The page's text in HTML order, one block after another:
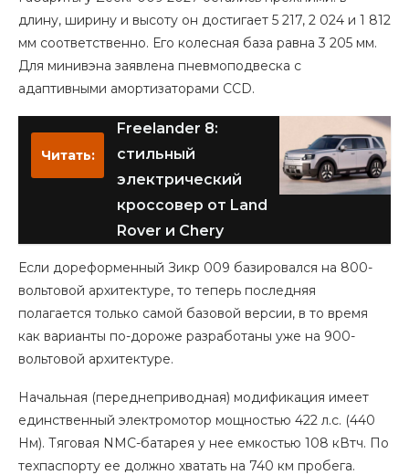
длину, ширину и высоту он достигает 5 217, 2 024 и 1 812
мм соответственно. Его колесная база равна 3 205 мм.
Для минивэна заявлена пневмоподвеска с
адаптивными амортизаторами CCD.
Читать:
Freelander 8:
стильный
электрический
кроссовер от Land
Rover и Chery
Если дореформенный Зикр 009 базировался на 800-
вольтовой архитектуре, то теперь последняя
полагается только самой базовой версии, в то время
как варианты по-дороже разработаны уже на 900-
вольтовой архитектуре.
Начальная (переднеприводная) модификация имеет
единственный электромотор мощностью 422 л.с. (440
Нм). Тяговая NMC-батарея у нее емкостью 108 кВтч. По
техпаспорту ее должно хватать на 740 км пробега.